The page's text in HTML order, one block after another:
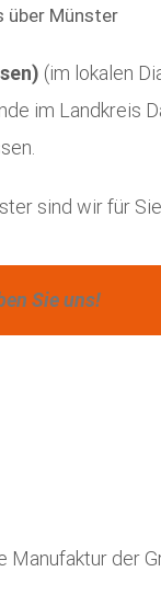
über Münster
(im lokalen
im Landkreis
sind wir für
Sie uns!
Manufaktur der